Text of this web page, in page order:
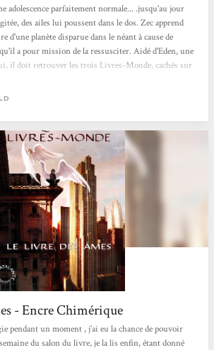
adolescence parfaitement normale... .jusqu'au jour
des ailes lui poussent dans le dos. Zec apprend
planète disparue dans le néant à cause de
a pour mission de la ressusciter. Aidé d'Eden, une
il doit retrouver les trois Livres-Monde, cachés sur
hautement dangereuse car l'Avaleur de Mondes est
- Encre Chimérique
pendant un moment , j’ai eu la chance de pouvoir
du salon du livre, je la lis enfin, étant donné